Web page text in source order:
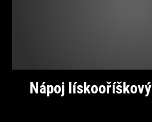
Nápoj lískooříškový